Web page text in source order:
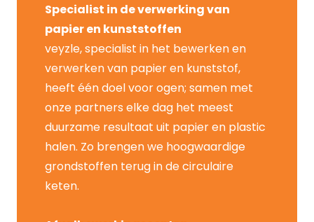
Specialist in de verwerking van
papier en kunststoffen
veyzle, specialist in het bewerken en
verwerken van papier en kunststof,
heeft één doel voor ogen; samen met
onze partners elke dag het meest
duurzame resultaat uit papier en plastic
halen. Zo brengen we hoogwaardige
grondstoffen terug in de circulaire
keten.